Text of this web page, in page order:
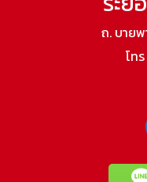
ถ. บาย
โท